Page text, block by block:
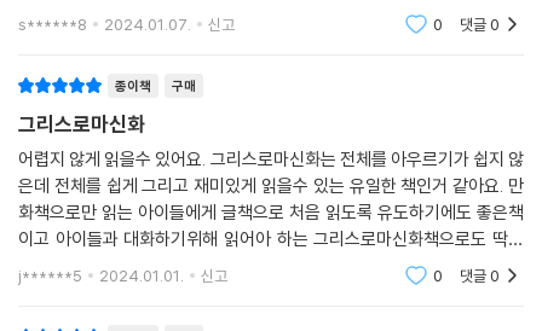
통해 신화를 다룬 예술 작품이 이해하기 어려운 교양이 아닌, 보다 생생한
림 읽어주는 여자, 크리에이티브 디렉터)
신화와 함께 떠나는 100여 편의 명화 순례
그리스 로마 신화의 방대하고 흥미로운 이야기는 많은 예술가들에게 영감
의 원천이자 상상력의 모티브가 되었습니다. 이 책에는 세기의 화가들이
남긴 100개가 넘는 대표적인 서양 명화들이 실려 있습니다. 크리에이티브
그리스로마신화 만화로 읽고보게되니 더 잘 읽힙니다~^^
s******8 2024.01.07. 신고 0 댓글0
종이책 구매
그리스로마신화
어렵지 않게 읽을수 있어요. 그리스로마신화는 전체를 아우르기가 쉽지 않
은데 전체를 쉽게 그리고 재미있게 읽을수 있는 유일한 책인거 같아요. 만
화책으로만 읽는 아이들에게 글책으로 처음 읽도록 유도하기에도 좋은책
이고 아이들과 대화하기위해 읽어아 하는 그리스로마신화책으로도 딱인
듯 합니다. 이번 기회에 그리스로마신화를 쭉 알아가보는것도 좋을거 같아
요.
j******5 2024.01.01. 신고 0 댓글0